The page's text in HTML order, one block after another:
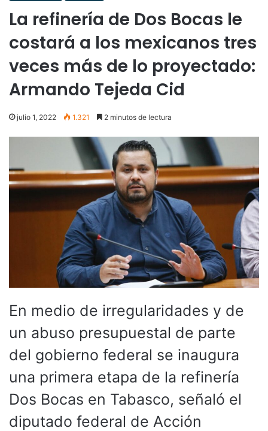
La refinería de Dos Bocas le
costará a los mexicanos tres
veces más de lo proyectado:
Armando Tejeda Cid
julio 1, 2022 1.321 2 minutos de lectura
En medio de irregularidades y de
un abuso presupuestal de parte
del gobierno federal se inaugura
una primera etapa de la refinería
Dos Bocas en Tabasco, señaló el
diputado federal de Acción